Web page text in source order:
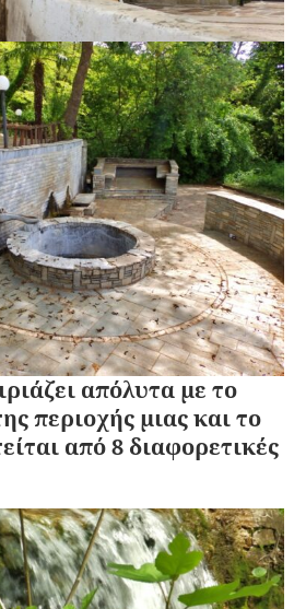
απόλυτα με το
περιοχής μιας και το
από 8 διαφορετικές